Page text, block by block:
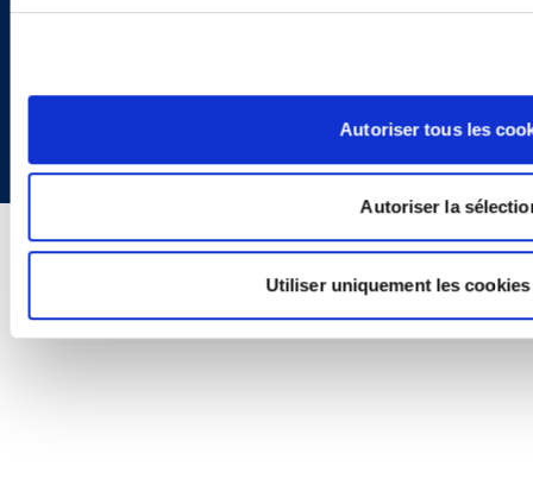
Autoriser tous les
Autoriser la
Utiliser uniquement les